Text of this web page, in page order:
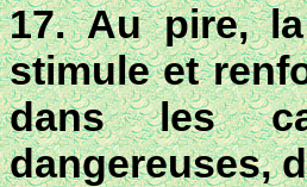
17. Au pire,
stimule et
dans les
dangereuses,